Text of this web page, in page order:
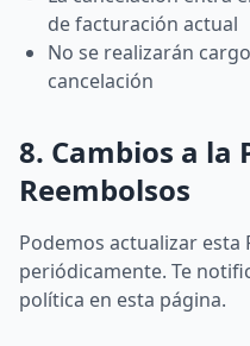
de facturación actual
No se realizarán
cancelación
8. Cambios a la
Reembolsos
Podemos actualizar esta
periódicamente. Te
política en esta página.